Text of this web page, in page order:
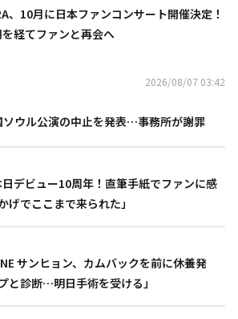
、10月に日本ファンコンサート開催決定！
経てファンと再会へ
2026/08/07 03:42
ウル公演の中止を発表…事務所が謝罪
日デビュー10周年！直筆手紙でファンに感
げでここまで来られた」
サンヒョン、カムバックを前に休養発
と診断…明日手術を受ける」